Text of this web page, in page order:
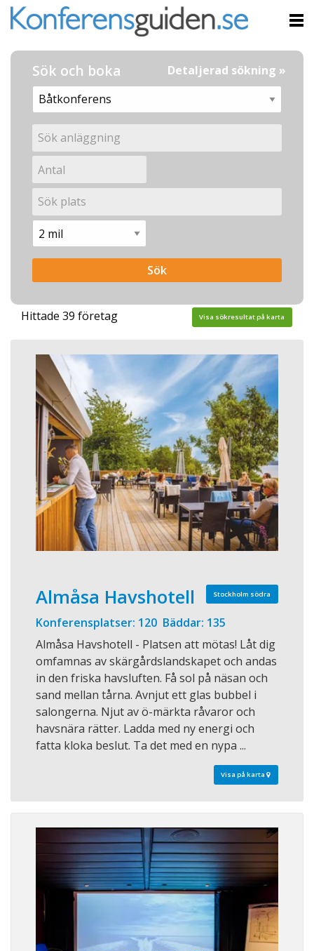
Sök och boka Detaljerad sökning »
Hittade 39 företag Visa sökresultat på karta
Stockholm södra
Almåsa Havshotell
Konferensplatser: 120 Bäddar: 135
Almåsa Havshotell - Platsen att mötas! Låt dig
omfamnas av skärgårdslandskapet och andas
in den friska havsluften. Få sol på näsan och
sand mellan tårna. Avnjut ett glas bubbel i
salongerna. Njut av ö-märkta råvaror och
havsnära rätter. Ladda med ny energi och
fatta kloka beslut. Ta det med en nypa ...
Visa på karta